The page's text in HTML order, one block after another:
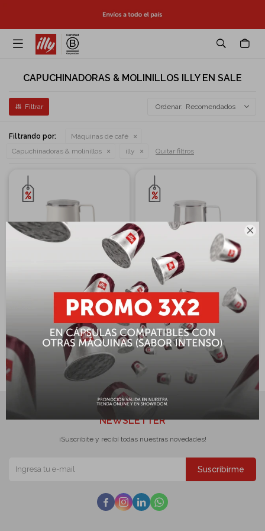


CAPUCHINADORAS & MOLINILLOS ILLY EN SALE
Recomendados
Filtrando por:
Máquinas de café
Capuchinadoras & molinillos
illy Quitar filtros
Capuchinador eléctrico
blanco Milk Frother illy
USD 194,96
USD 229,36
Capuchinador eléctrico
negro Milk Frother illy
USD 194,96
USD 229,36
NEWSLETTER
¡Suscribite y recibí todas nuestras novedades!
Suscribirme
   